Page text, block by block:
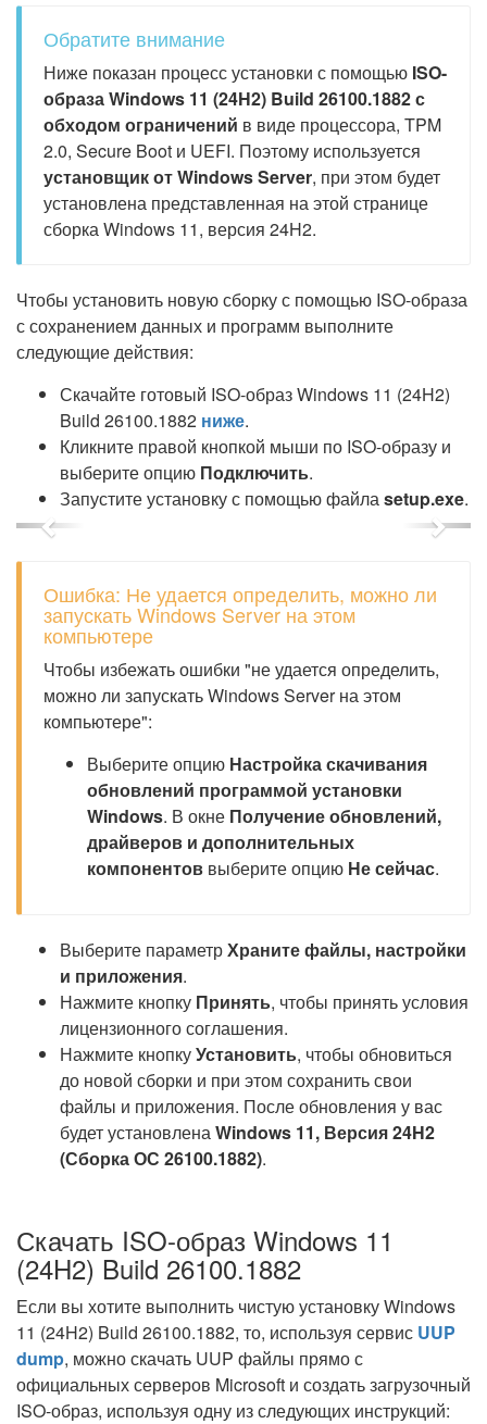
Обратите внимание
Ниже показан процесс установки с помощью ISO-
образа Windows 11 (24H2) Build 26100.1882 с
обходом ограничений в виде процессора, TPM
2.0, Secure Boot и UEFI. Поэтому используется
установщик от Windows Server, при этом будет
установлена представленная на этой странице
сборка Windows 11, версия 24H2.
Чтобы установить новую сборку с помощью ISO-образа
с сохранением данных и программ выполните
следующие действия:
Скачайте готовый ISO-образ Windows 11 (24H2)
Build 26100.1882 ниже.
Кликните правой кнопкой мыши по ISO-образу и
выберите опцию Подключить.
Запустите установку с помощью файлаsetup.exe.
Previous Next
Ошибка: Не удается определить, можно ли
запускать Windows Server на этом
компьютере
Чтобы избежать ошибки "не удается определить,
можно ли запускать Windows Server на этом
компьютере":
Выберите опцию Настройка скачивания
обновлений программой установки
Windows. В окне Получение обновлений,
драйверов и дополнительных
компонентов выберите опцию Не сейчас.
Выберите параметрХраните файлы, настройки
и приложения.
Нажмите кнопку Принять, чтобы принять условия
лицензионного соглашения.
Нажмите кнопкуУстановить, чтобы обновиться
до новой сборки и при этом сохранить свои
файлы и приложения. После обновления у вас
будет установленаWindows 11, Версия 24H2
(Сборка ОС 26100.1882).
Скачать ISO-образ Windows 11
(24H2) Build 26100.1882
Если вы хотите выполнить чистую установку Windows
11 (24H2) Build 26100.1882, то, используя сервис UUP
dump, можно скачать UUP файлы прямо с
официальных серверов Microsoft и создать загрузочный
ISO-образ, используя одну из следующих инструкций: